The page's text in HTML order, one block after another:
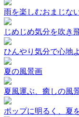
雨を楽しむおまじな
じめじめ気分を吹き
ひんやり気分で心地
夏の風景画
夏風運ぶ、癒しの風
ポップに明るく、夏